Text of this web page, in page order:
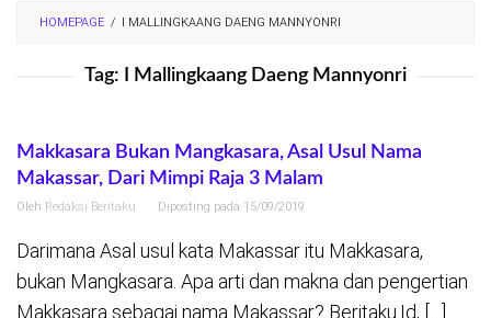
HOMEPAGE / I MALLINGKAANG DAENG MANNYONRI
Tag: I Mallingkaang Daeng Mannyonri
Makkasara Bukan Mangkasara, Asal Usul Nama
Makassar, Dari Mimpi Raja 3 Malam
Oleh Redaksi Beritaku Diposting pada 15/09/2019
Darimana Asal usul kata Makassar itu Makkasara,
bukan Mangkasara. Apa arti dan makna dan pengertian
Makkasara sebagai nama Makassar? Beritaku.Id, […]